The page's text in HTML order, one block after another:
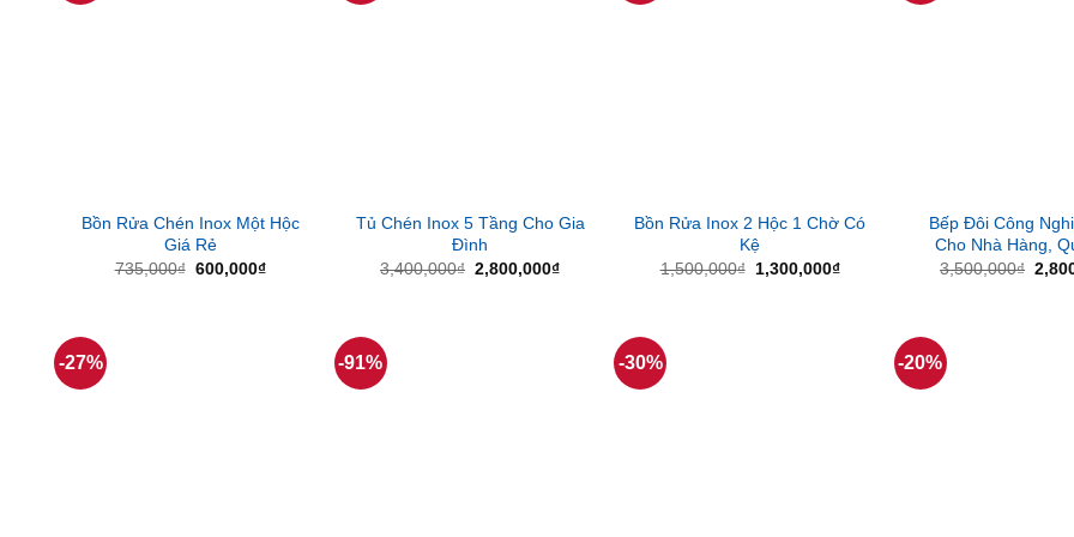
Bồn Rửa Chén Inox Một Hộc
Giá Rẻ
735,000₫ Giá
600,000₫Giá
Tủ Chén Inox 5 Tầng Cho Gia
Đình
3,400,000₫ Giá
2,800,000₫Giá
2,800,000₫.
Bồn Rửa Inox 2 Hộc 1 Chờ Có
Kệ
1,500,000₫ Giá
1,300,000₫Giá
1,300,000₫.
Bếp Đôi Công
Cho Nhà Hàng,
3,500,000₫ Giá
-27% -91% -30% -20%